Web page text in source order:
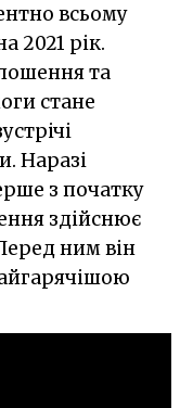
всьому
2021 рік.
та
стане
Наразі
з початку
здійснює
ним він